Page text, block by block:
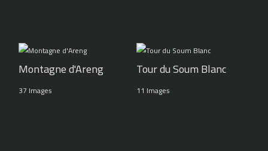
Montagne d'Areng
37 Images
Tour du Soum Blanc
11 Images